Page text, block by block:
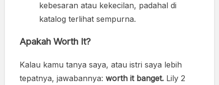
kebesaran atau kekecilan, padahal di
katalog terlihat sempurna.
Apakah Worth It?
Kalau kamu tanya saya, atau istri saya lebih
tepatnya, jawabannya: worth it banget. Lily 2